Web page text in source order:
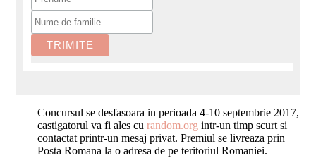
Concursul se desfasoara in perioada 4-10 septembrie 2017,
castigatorul va fi ales cu random.org intr-un timp scurt si
contactat printr-un mesaj privat. Premiul se livreaza prin
Posta Romana la o adresa de pe teritoriul Romaniei.